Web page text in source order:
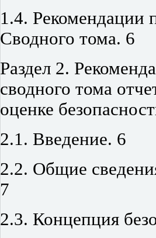
1.4. Рекомендации
Сводного тома. 6
Раздел 2.
сводного тома
оценке
2.1. Введение. 6
2.2. Общие
7
2.3. Концепция